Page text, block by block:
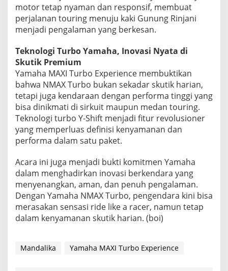
motor tetap nyaman dan responsif, membuat
perjalanan touring menuju kaki Gunung Rinjani
menjadi pengalaman yang berkesan.
Teknologi Turbo Yamaha, Inovasi Nyata di
Skutik Premium
Yamaha MAXI Turbo Experience membuktikan
bahwa NMAX Turbo bukan sekadar skutik harian,
tetapi juga kendaraan dengan performa tinggi yang
bisa dinikmati di sirkuit maupun medan touring.
Teknologi turbo Y-Shift menjadi fitur revolusioner
yang memperluas definisi kenyamanan dan
performa dalam satu paket.
Acara ini juga menjadi bukti komitmen Yamaha
dalam menghadirkan inovasi berkendara yang
menyenangkan, aman, dan penuh pengalaman.
Dengan Yamaha NMAX Turbo, pengendara kini bisa
merasakan sensasi ride like a racer, namun tetap
dalam kenyamanan skutik harian. (boi)
Mandalika Yamaha MAXI Turbo Experience